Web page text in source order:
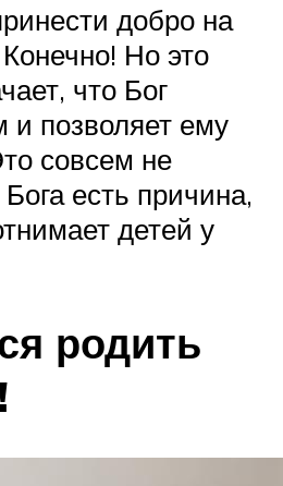
добро на
Но это
что Бог
и позволяет ему
совсем не
есть причина,
детей у
родить